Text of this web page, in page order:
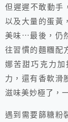
但遲遲不敢動手
以及大量的蛋黃
美味⋯最後，仍
往習慣的麵糰配
娜苦甜巧克力
力，還有香軟滑
滋味美妙極了，
遇到需要篩糖粉